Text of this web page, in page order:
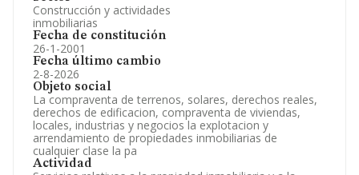
Construcción y actividades
inmobiliarias
Fecha de constitución
26-1-2001
Fecha último cambio
2-8-2026
Objeto social
La compraventa de terrenos, solares, derechos reales,
derechos de edificacion, compraventa de viviendas,
locales, industrias y negocios la explotacion y
arrendamiento de propiedades inmobiliarias de
cualquier clase la pa
Actividad